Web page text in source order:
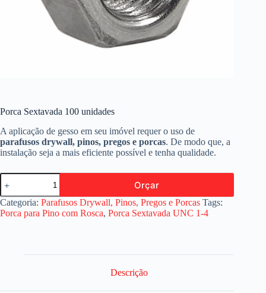
Porca Sextavada 100 unidades
A aplicação de gesso em seu imóvel requer o uso de
parafusos drywall, pinos, pregos e porcas. De modo que, a
instalação seja a mais eficiente possível e tenha qualidade.
Porca
Sextavada
100
unidades
quantidade
Orçar
Categoria: Parafusos Drywall, Pinos, Pregos e Porcas Tags:
Porca para Pino com Rosca, Porca Sextavada UNC 1-4
Descrição